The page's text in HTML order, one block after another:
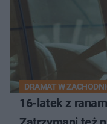
DRAMAT W
16-latek z